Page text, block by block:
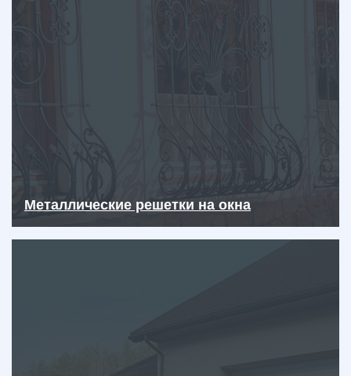
Металлические решетки на окна